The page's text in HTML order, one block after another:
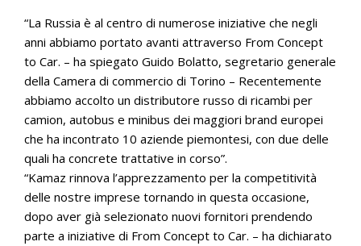
“La Russia è al centro di numerose iniziative che negli
anni abbiamo portato avanti attraverso From Concept
to Car. – ha spiegato Guido Bolatto, segretario generale
della Camera di commercio di Torino – Recentemente
abbiamo accolto un distributore russo di ricambi per
camion, autobus e minibus dei maggiori brand europei
che ha incontrato 10 aziende piemontesi, con due delle
quali ha concrete trattative in corso”.
“Kamaz rinnova l’apprezzamento per la competitività
delle nostre imprese tornando in questa occasione,
dopo aver già selezionato nuovi fornitori prendendo
parte a iniziative di From Concept to Car. – ha dichiarato